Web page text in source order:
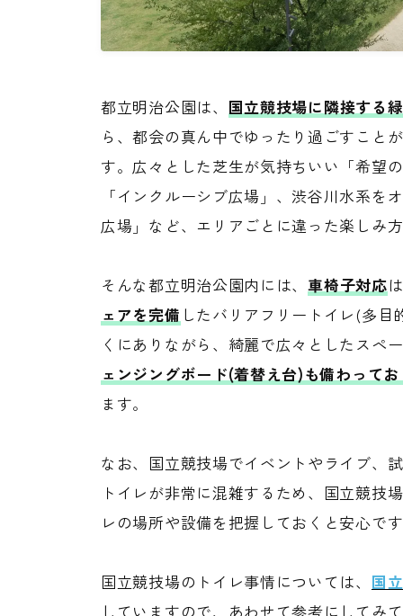
都立明治公園は、 国立競技場に隣接する
ら、都会の真ん中でゆったり過ごすこと
す。広々とした芝生が気持ちいい「希望
「インクルーシブ広場」、渋谷川水系
広場」など、エリアごとに違った楽しみ
そんな都立明治公園内には、車椅子対応
ェアを完備 したバリアフリートイレ(多
くにありながら、綺麗で広々としたスペ
ェンジングボード(着替え台)も備わって
ます。
なお、国立競技場でイベントやライブ、
トイレが非常に混雑するため、国立競技
レの場所や設備を把握しておくと安心で
国立競技場のトイレ事情については、 国
していますので、あわせて参考にしてみ